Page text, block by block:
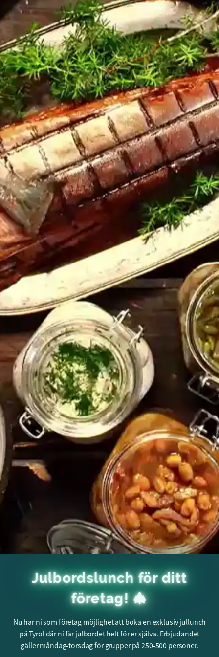
Julbordslunch för ditt
företag! 🎄
Nu har ni som företag möjlighet att boka en exklusiv jullunch
på Tyrol där ni får julbordet helt för er själva. Erbjudandet
gäller måndag-torsdag för grupper på 250-500 personer.